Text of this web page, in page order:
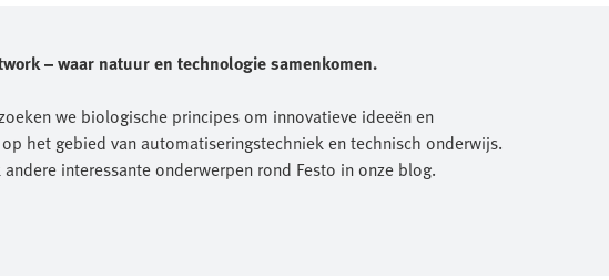
– waar natuur en technologie samenkomen.
we biologische principes om innovatieve ideeën en
het gebied van automatiseringstechniek en technisch onderwijs.
interessante onderwerpen rond Festo in onze blog.